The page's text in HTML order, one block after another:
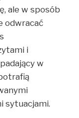
ale w sposób
odwracać
i
w
sytuacjami.